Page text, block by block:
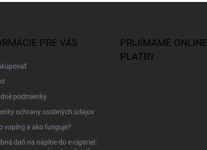
PRE VÁS
podmienky
ochrany osobných údajov
vaping a ako funguje?
daň na náplne do e-cigariet:
PRIJÍMAME ONLINE
PLATBY